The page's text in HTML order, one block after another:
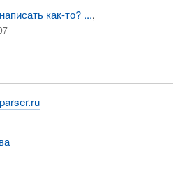
как-то? ...,